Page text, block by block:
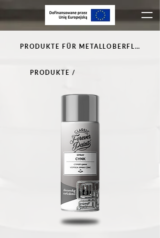
PRODUKTE FÜR METALLOBERFLÄCHEN
PRODUKTE /